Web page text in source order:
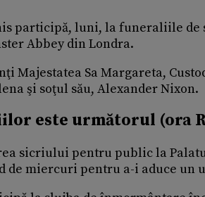
participă, luni, la funeraliile de
Abbey din Londra.
Majestatea Sa Margareta,
şi soţul său, Alexander Nixon.
este următorul (ora
sicriului pentru public la
de miercuri pentru a-i aduce un